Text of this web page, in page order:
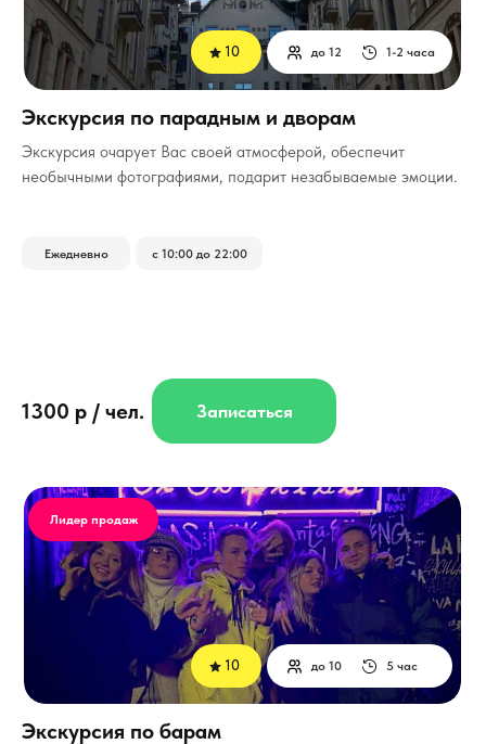
5 час
до 10
Лидер продаж
Экскурсия по барам
10
Экскурсия очарует Вас своей атмосферой, обеспечит
необычными фотографиями, подарит незабываемые эмоции.
Ежедневно с 10:00 до 22:00
1300 р / чел. Записаться
Экскурсия по парадным и дворам
10 1-2 часа
до 12